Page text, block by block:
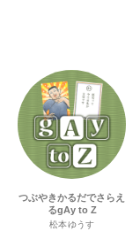
つぶやきかるだでさらえ
るgAy to Z
松本ゆうす